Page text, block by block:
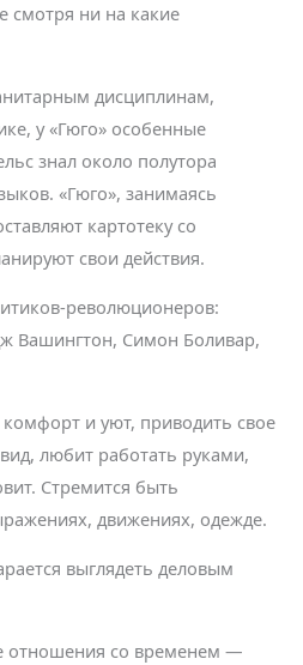
смотря ни на какие
дисциплинам,
у «Гюго» особенные
знал около полутора
«Гюго», занимаясь
картотеку со
свои действия.
революционеров:
Вашингтон, Симон Боливар,
комфорт и уют, приводить свое
любит работать руками,
Стремится быть
движениях, одежде.
выглядеть деловым
отношения со временем —